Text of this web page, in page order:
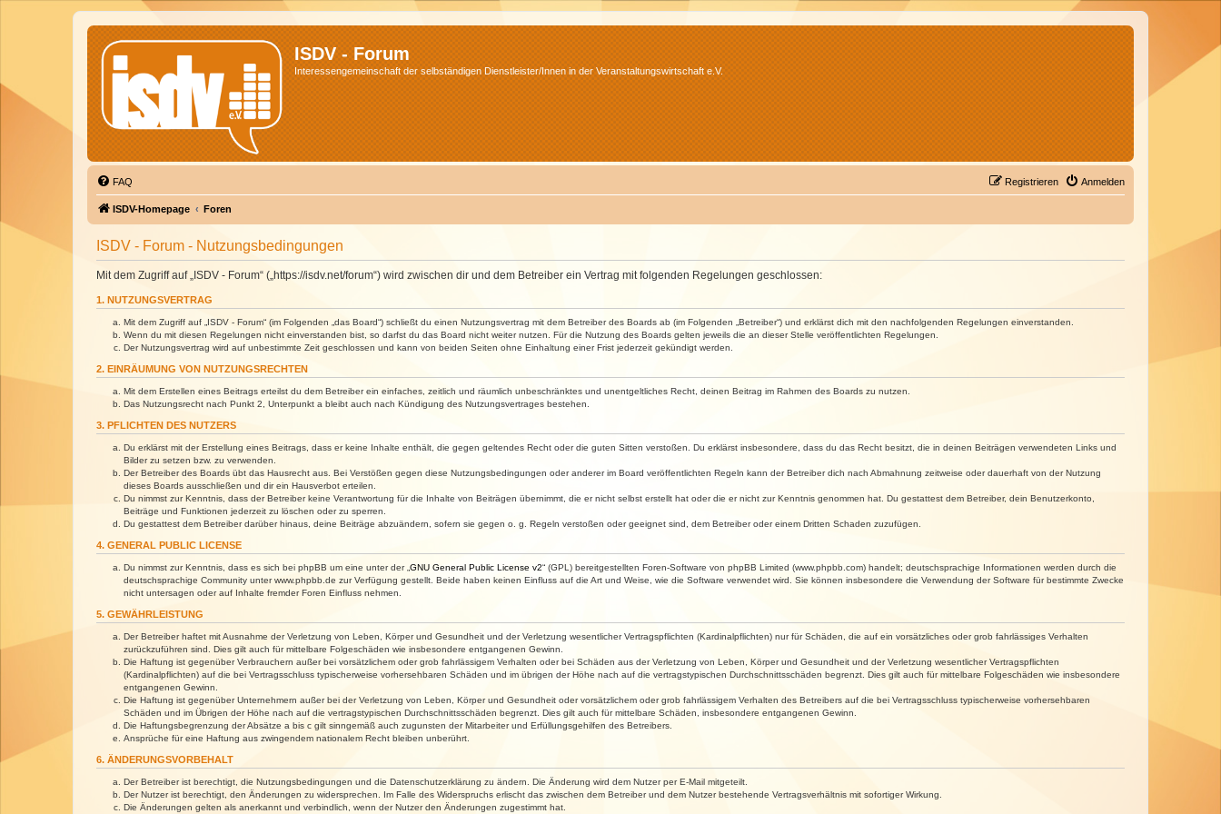
ISDV - Forum
Interessengemeinschaft der selbständigen Dienstleister/Innen in der Veranstaltungswirtschaft e.V.
FAQ Anmelden
Registrieren
ISDV-Homepage Foren
ISDV - Forum - Nutzungsbedingungen
Mit dem Zugriff auf „ISDV - Forum“ („https://isdv.net/forum“) wird zwischen dir und dem Betreiber ein Vertrag mit folgenden Regelungen geschlossen:
1. NUTZUNGSVERTRAG
Mit dem Zugriff auf „ISDV - Forum“ (im Folgenden „das Board“) schließt du einen Nutzungsvertrag mit dem Betreiber des Boards ab (im Folgenden „Betreiber“) und erklärst dich mit den nachfolgenden Regelungen einverstanden.
Wenn du mit diesen Regelungen nicht einverstanden bist, so darfst du das Board nicht weiter nutzen. Für die Nutzung des Boards gelten jeweils die an dieser Stelle veröffentlichten Regelungen.
Der Nutzungsvertrag wird auf unbestimmte Zeit geschlossen und kann von beiden Seiten ohne Einhaltung einer Frist jederzeit gekündigt werden.
2. EINRÄUMUNG VON NUTZUNGSRECHTEN
Mit dem Erstellen eines Beitrags erteilst du dem Betreiber ein einfaches, zeitlich und räumlich unbeschränktes und unentgeltliches Recht, deinen Beitrag im Rahmen des Boards zu nutzen.
Das Nutzungsrecht nach Punkt 2, Unterpunkt a bleibt auch nach Kündigung des Nutzungsvertrages bestehen.
3. PFLICHTEN DES NUTZERS
Du erklärst mit der Erstellung eines Beitrags, dass er keine Inhalte enthält, die gegen geltendes Recht oder die guten Sitten verstoßen. Du erklärst insbesondere, dass du das Recht besitzt, die in deinen Beiträgen verwendeten Links und
Bilder zu setzen bzw. zu verwenden.
Der Betreiber des Boards übt das Hausrecht aus. Bei Verstößen gegen diese Nutzungsbedingungen oder anderer im Board veröffentlichten Regeln kann der Betreiber dich nach Abmahnung zeitweise oder dauerhaft von der Nutzung
dieses Boards ausschließen und dir ein Hausverbot erteilen.
Du nimmst zur Kenntnis, dass der Betreiber keine Verantwortung für die Inhalte von Beiträgen übernimmt, die er nicht selbst erstellt hat oder die er nicht zur Kenntnis genommen hat. Du gestattest dem Betreiber, dein Benutzerkonto,
Beiträge und Funktionen jederzeit zu löschen oder zu sperren.
Du gestattest dem Betreiber darüber hinaus, deine Beiträge abzuändern, sofern sie gegen o. g. Regeln verstoßen oder geeignet sind, dem Betreiber oder einem Dritten Schaden zuzufügen.
4. GENERAL PUBLIC LICENSE
Du nimmst zur Kenntnis, dass es sich bei phpBB um eine unter der „ GNU General Public License v2“ (GPL) bereitgestellten Foren-Software von phpBB Limited (www.phpbb.com) handelt; deutschsprachige Informationen werden durch die
deutschsprachige Community unter www.phpbb.de zur Verfügung gestellt. Beide haben keinen Einfluss auf die Art und Weise, wie die Software verwendet wird. Sie können insbesondere die Verwendung der Software für bestimmte Zwecke
nicht untersagen oder auf Inhalte fremder Foren Einfluss nehmen.
5. GEWÄHRLEISTUNG
Der Betreiber haftet mit Ausnahme der Verletzung von Leben, Körper und Gesundheit und der Verletzung wesentlicher Vertragspflichten (Kardinalpflichten) nur für Schäden, die auf ein vorsätzliches oder grob fahrlässiges Verhalten
zurückzuführen sind. Dies gilt auch für mittelbare Folgeschäden wie insbesondere entgangenen Gewinn.
Die Haftung ist gegenüber Verbrauchern außer bei vorsätzlichem oder grob fahrlässigem Verhalten oder bei Schäden aus der Verletzung von Leben, Körper und Gesundheit und der Verletzung wesentlicher Vertragspflichten
(Kardinalpflichten) auf die bei Vertragsschluss typischerweise vorhersehbaren Schäden und im übrigen der Höhe nach auf die vertragstypischen Durchschnittsschäden begrenzt. Dies gilt auch für mittelbare Folgeschäden wie insbesondere
entgangenen Gewinn.
Die Haftung ist gegenüber Unternehmern außer bei der Verletzung von Leben, Körper und Gesundheit oder vorsätzlichem oder grob fahrlässigem Verhalten des Betreibers auf die bei Vertragsschluss typischerweise vorhersehbaren
Schäden und im Übrigen der Höhe nach auf die vertragstypischen Durchschnittsschäden begrenzt. Dies gilt auch für mittelbare Schäden, insbesondere entgangenen Gewinn.
Die Haftungsbegrenzung der Absätze a bis c gilt sinngemäß auch zugunsten der Mitarbeiter und Erfüllungsgehilfen des Betreibers.
Ansprüche für eine Haftung aus zwingendem nationalem Recht bleiben unberührt.
6. ÄNDERUNGSVORBEHALT
Der Betreiber ist berechtigt, die Nutzungsbedingungen und die Datenschutzerklärung zu ändern. Die Änderung wird dem Nutzer per E-Mail mitgeteilt.
Der Nutzer ist berechtigt, den Änderungen zu widersprechen. Im Falle des Widerspruchs erlischt das zwischen dem Betreiber und dem Nutzer bestehende Vertragsverhältnis mit sofortiger Wirkung.
Die Änderungen gelten als anerkannt und verbindlich, wenn der Nutzer den Änderungen zugestimmt hat.